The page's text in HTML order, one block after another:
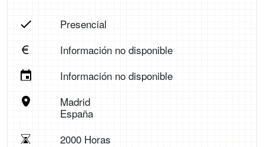
Presencial
Información no disponible
Información no disponible
Madrid
España
2000 Horas